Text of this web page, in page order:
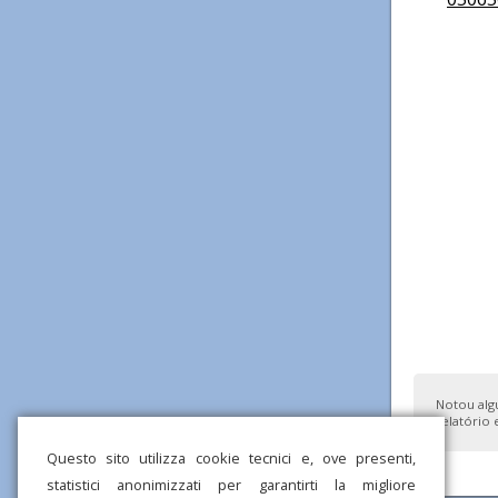
Questo sito utilizza cookie tecnici e, ove presenti,
statistici anonimizzati per garantirti la migliore
Notou
relatório